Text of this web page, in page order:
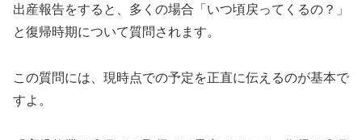
出産報告をすると、多くの場合「いつ頃戻ってくるの？」
と復帰時期について質問されます。
この質問には、現時点での予定を正直に伝えるのが基本で
すよ。